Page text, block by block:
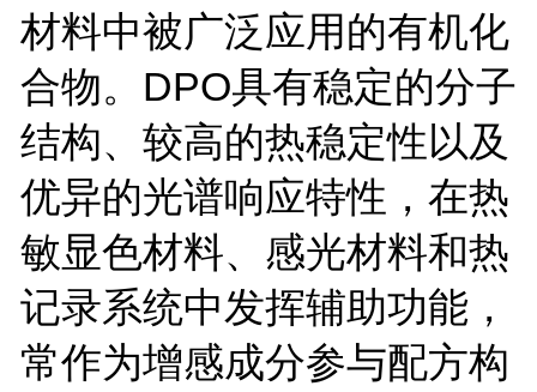
材料中被广泛应用的有机化
合物。 DPO具有稳定的分子
结构、较高的热稳定性以及
优异的光谱响应特性，在热
敏显色材料、感光材料和热
记录系统中发挥辅助功能，
常作为增感成分参与配方构